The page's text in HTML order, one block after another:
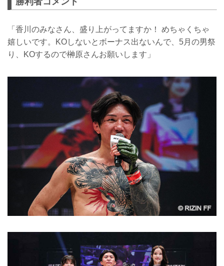
「香川のみなさん、盛り上がってますか！ めちゃくちゃ
嬉しいです。KOしないとボーナス出ないんで、5月の男祭
り、KOするので榊原さんお願いします」